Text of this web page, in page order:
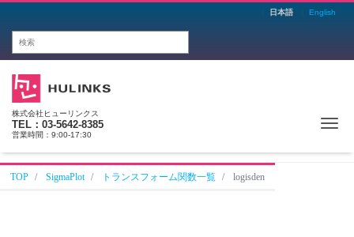
日本語 English
株式会社ヒューリンクス
TEL：03-5642-8385
営業時間：9:00-17:30
TOP SigmaPlot トランスフォーム関数一覧 logisden